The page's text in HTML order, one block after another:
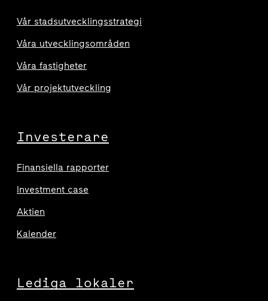
Vår stadsutvecklingsstrategi
Våra utvecklingsområden
Våra fastigheter
Vår projektutveckling
Investerare
Finansiella rapporter
Investment case
Aktien
Kalender
Lediga lokaler